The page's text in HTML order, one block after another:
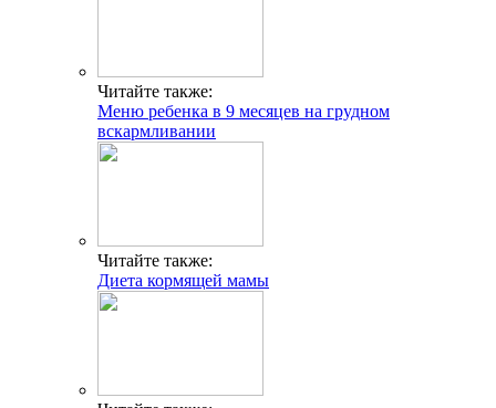
Читайте также:
Меню ребенка в 9 месяцев на грудном
вскармливании
Читайте также:
Диета кормящей мамы